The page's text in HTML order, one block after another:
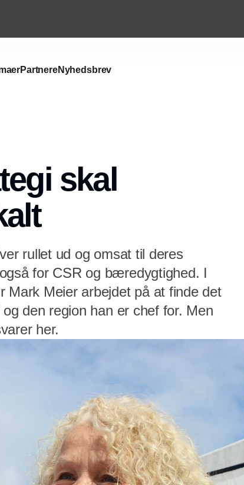
PartnereNyhedsbrev
skal
rullet ud og omsat til deres
for CSR og bæredygtighed. I
Mark Meier arbejdet på at finde det
og den region han er chef for. Men
her.